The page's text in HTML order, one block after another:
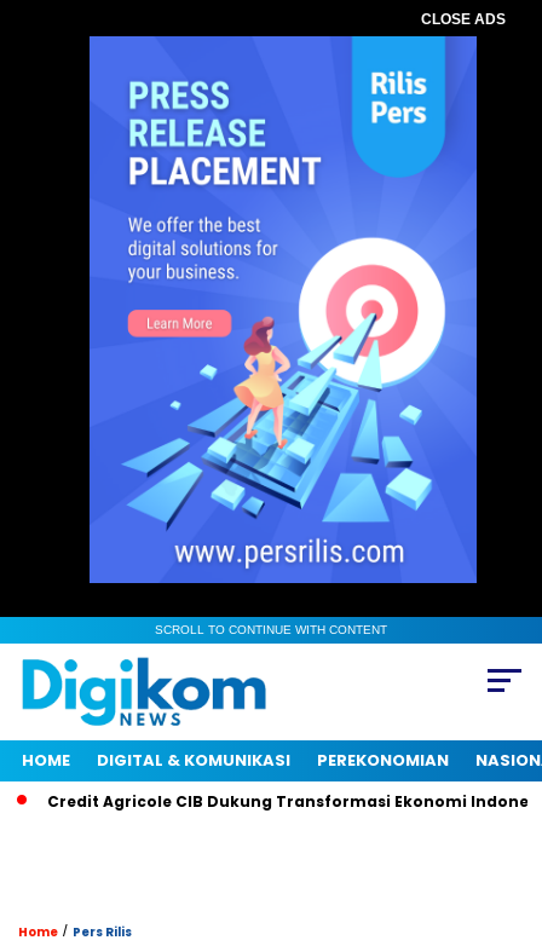
CLOSE ADS
SCROLL TO CONTINUE WITH CONTENT
HOME DIGITAL & KOMUNIKASI PEREKONOMIAN
Credit Agricole CIB Dukung Transformasi Ekonomi Indonesia
Home / Pers Rilis